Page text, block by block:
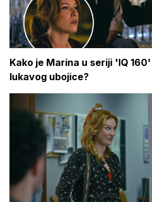
Kako je Marina u seriji 'IQ
lukavog ubojice?